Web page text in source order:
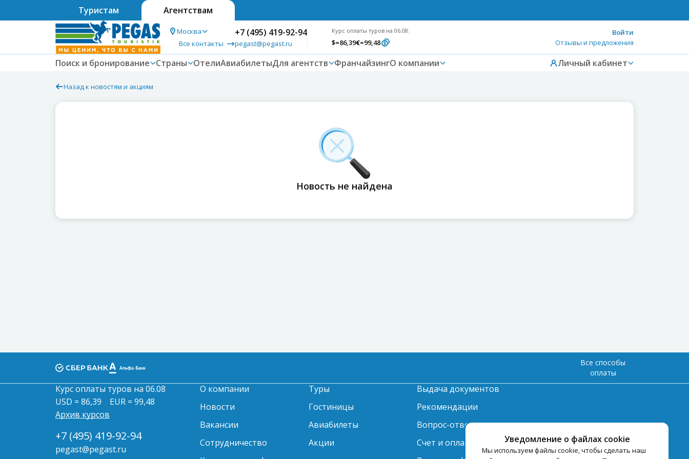
Туристам Агентствам
Москва
Все контакты
+7 (495) 419-92-94
pegast@pegast.ru
Курс оплаты туров на 06.08:
$=86,39€=99,48
Войти
Отзывы и предложения
Поиск и бронирование Страны ОтелиАвиабилетыДля агентств ФранчайзингО компании Личный кабинет
Назад к новостям и акциям
Новость не найдена
Уведомление о файлах cookie
Мы используем файлы cookie, чтобы сделать наш
Все способы
оплаты
Курс оплаты туров на 06.08
USD = 86,39
EUR = 99,48
Архив курсов
+7 (495) 419-92-94
pegast@pegast.ru
О компании
Новости
Вакансии
Сотрудничество
Туры
Гостиницы
Авиабилеты
Акции
Выдача документов
Рекомендации
Вопрос-ответ
Счет и оплата